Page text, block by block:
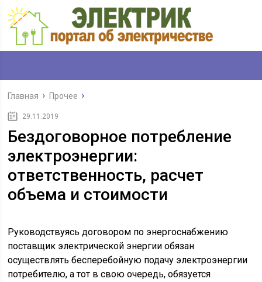
Главная Прочее
29.11.2019
Бездоговорное потребление
электроэнергии:
ответственность, расчет
объема и стоимости
Руководствуясь договором по энергоснабжению
поставщик электрической энергии обязан
осуществлять бесперебойную подачу электроэнергии
потребителю, а тот в свою очередь, обязуется